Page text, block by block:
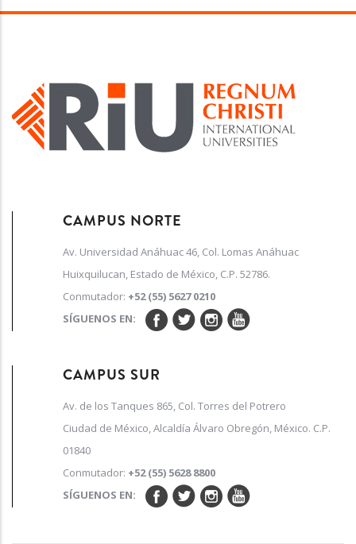
CAMPUS NORTE
Av. Universidad Anáhuac 46, Col. Lomas Anáhuac
Huixquilucan, Estado de México, C.P. 52786.
Conmutador: +52 (55) 5627 0210
SÍGUENOS EN:
CAMPUS SUR
Av. de los Tanques 865, Col. Torres del Potrero
Ciudad de México, Alcaldía Álvaro Obregón, México. C.P.
01840
Conmutador: +52 (55) 5628 8800
SÍGUENOS EN: